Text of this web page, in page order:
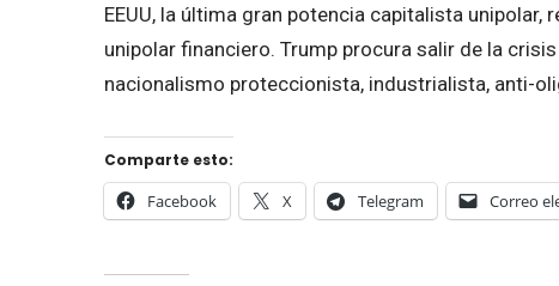
EEUU, la última gran potencia capitalista
unipolar financiero. Trump procura salir de la
nacionalismo proteccionista, industrialista, anti-
Comparte esto:
Facebook X Telegram Correo